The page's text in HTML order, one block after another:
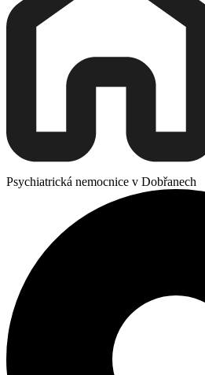
Psychiatrická nemocnice v Dobřanech